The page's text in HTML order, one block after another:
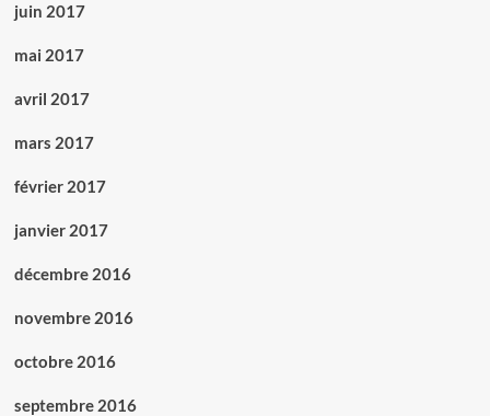
juin 2017
mai 2017
avril 2017
mars 2017
février 2017
janvier 2017
décembre 2016
novembre 2016
octobre 2016
septembre 2016